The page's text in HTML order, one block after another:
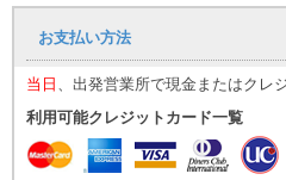
※同車種でも車両の内装・外装のデ
お支払い方法
当日、出発営業所で現金またはクレ
利用可能クレジットカード一覧